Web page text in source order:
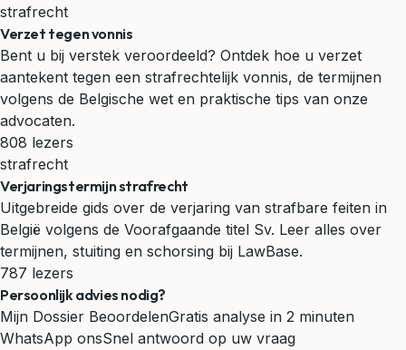
strafrecht
Verzet tegen vonnis
Bent u bij verstek veroordeeld? Ontdek hoe u verzet
aantekent tegen een strafrechtelijk vonnis, de termijnen
volgens de Belgische wet en praktische tips van onze
advocaten.
808 lezers
strafrecht
Verjaringstermijn strafrecht
Uitgebreide gids over de verjaring van strafbare feiten in
België volgens de Voorafgaande titel Sv. Leer alles over
termijnen, stuiting en schorsing bij LawBase.
787 lezers
Persoonlijk advies nodig?
Mijn Dossier BeoordelenGratis analyse in 2 minuten
WhatsApp onsSnel antwoord op uw vraag